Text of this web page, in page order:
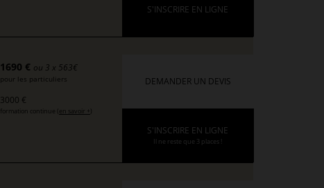
S'INSCRIRE EN LIGNE
1690 € ou 3 x 563€
pour les particuliers
3000 €
formation continue ( en savoir + )
DEMANDER UN DEVIS
S'INSCRIRE EN LIGNE
Il ne reste que 3 places !